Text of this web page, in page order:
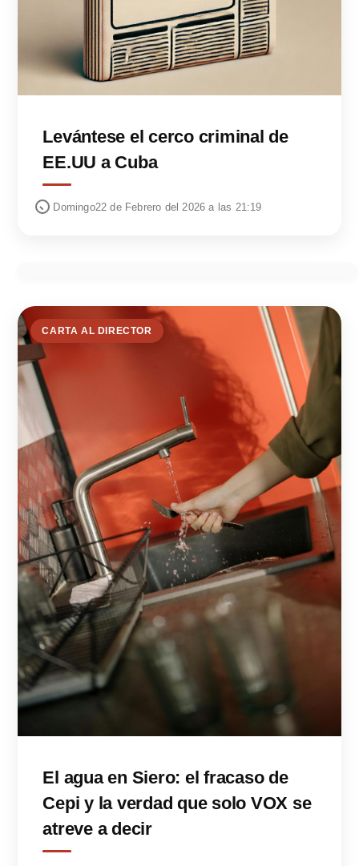
Levántese el cerco criminal de
EE.UU a Cuba
Domingo22 de Febrero del 2026 a las 21:19
CARTA AL DIRECTOR
El agua en Siero: el fracaso de
Cepi y la verdad que solo VOX se
atreve a decir